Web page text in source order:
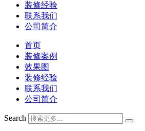
装修经验
联系我们
公司简介
首页
装修案例
效果图
装修经验
联系我们
公司简介
Search